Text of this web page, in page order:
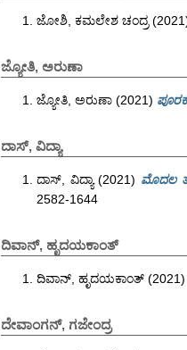
ಜೋಶಿ, ಕಮಲೇಶ ಚಂದ್ರ
ಜ್ಯೋತಿ, ಅರುಣಾ
ಜ್ಯೋತಿ, ಅರುಣಾ (2021)
ದಾಸ್, ವಿದ್ಯಾ
ದಾಸ್, ವಿದ್ಯಾ(2021) ಮೊದಲ
2582-1644
ದಿವಾನ್, ಹೃದಯಕಾಂತ್
ದಿವಾನ್, ಹೃದಯಕಾಂತ್ (2021)
ದೇವಾಂಗನ್, ಗಜೇಂದ್ರ